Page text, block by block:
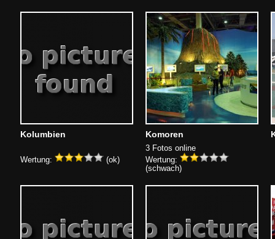
Kolumbien
Wertung: (ok)
Komoren
3 Fotos online
Wertung:
(schwach)